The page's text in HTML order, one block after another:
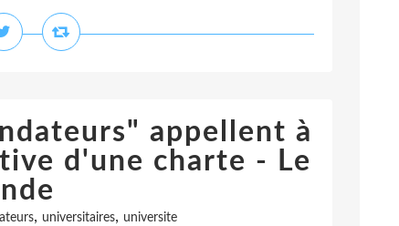
appellent à
d'une charte - Le
, universitaires, universite